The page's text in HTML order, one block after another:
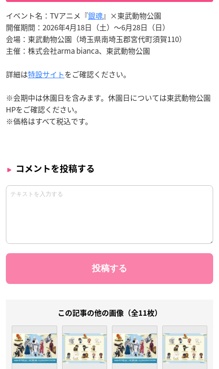
イベント名：TVアニメ『銀魂』×東武動物公園
開催期間：2026年4月18日（土）〜6月28日（日）
会場：東武動物公園（埼玉県南埼玉郡宮代町須賀110）
主催：株式会社arma bianca、東武動物公園
詳細は特設サイトをご確認ください。
※会期中は休園日を含みます。休園日については東武動物公園
HPをご確認ください。
※価格はすべて税込です。
コメントを投稿する
この記事の他の画像（全11枚）